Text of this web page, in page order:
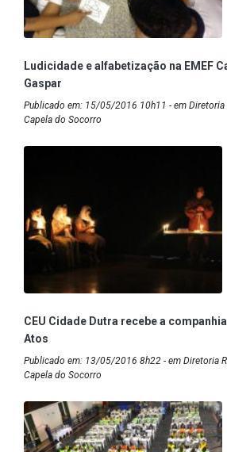
Ludicidade e alfabetização na EMEF
Gaspar
Publicado em: 15/05/2016 10h11 - em Diretoria
Capela do Socorro
CEU Cidade Dutra recebe a
Atos
Publicado em: 13/05/2016 8h22 - em Diretoria
Capela do Socorro